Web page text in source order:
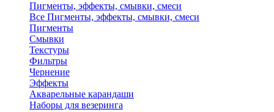
Пигменты, эффекты, смывки, смеси
Все Пигменты, эффекты, смывки, смеси
Пигменты
Смывки
Текстуры
Фильтры
Чернение
Эффекты
Акварельные карандаши
Наборы для везеринга